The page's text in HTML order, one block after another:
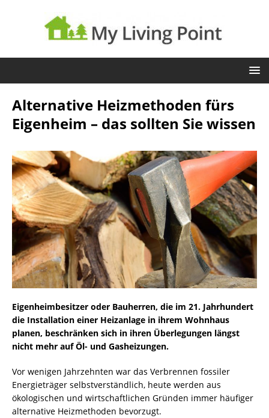
Alternative Heizmethoden fürs
Eigenheim – das sollten Sie wissen
Eigenheimbesitzer oder Bauherren, die im 21. Jahrhundert
die Installation einer Heizanlage in ihrem Wohnhaus
planen, beschränken sich in ihren Überlegungen längst
nicht mehr auf Öl- und Gasheizungen.
Vor wenigen Jahrzehnten war das Verbrennen fossiler
Energieträger selbstverständlich, heute werden aus
ökologischen und wirtschaftlichen Gründen immer häufiger
alternative Heizmethoden bevorzugt.